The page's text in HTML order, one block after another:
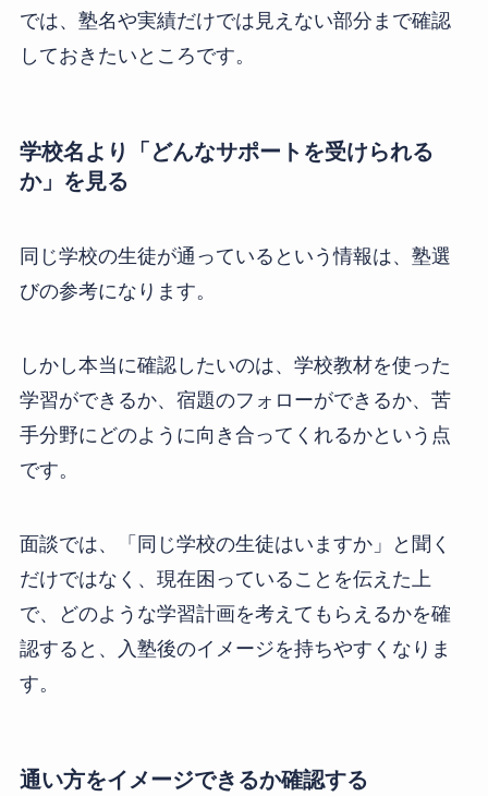
では、塾名や実績だけでは見えない部分まで確認
しておきたいところです。
学校名より「どんなサポートを受けられる
か」を見る
同じ学校の生徒が通っているという情報は、塾選
びの参考になります。
しかし本当に確認したいのは、学校教材を使った
学習ができるか、宿題のフォローができるか、苦
手分野にどのように向き合ってくれるかという点
です。
面談では、「同じ学校の生徒はいますか」と聞く
だけではなく、現在困っていることを伝えた上
で、どのような学習計画を考えてもらえるかを確
認すると、入塾後のイメージを持ちやすくなりま
す。
通い方をイメージできるか確認する